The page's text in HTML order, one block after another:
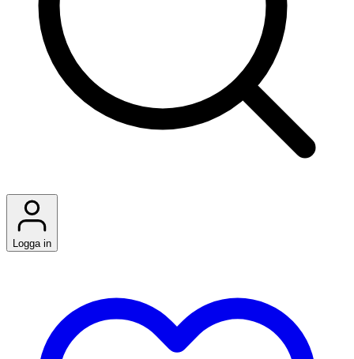
Logga in